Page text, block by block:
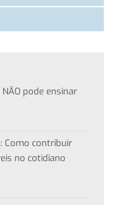
pode ensinar
Como contribuir
no cotidiano